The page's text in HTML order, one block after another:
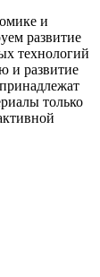
и
развитие
технологий
и развитие
только